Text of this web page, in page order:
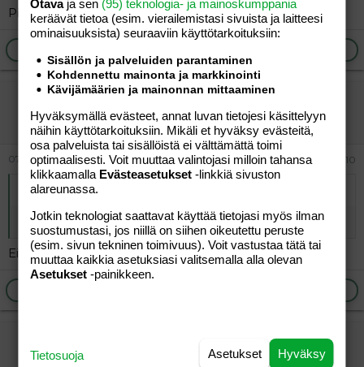
Pitäähän ne jonkun syödä muuten ei kannattaisi leipoa
vierailija
Vieras
07.06.2026 #10
Alkuperäinen kirjoittaja
Pitäähän ne jonkun syödä muuten ei kannattaisi leipoa
Eikun ensin täytyy olla kysyntää;-)
Vieras
Otavaja sen (95) teknologia- ja mainoskumppania
keräävät tietoa (esim. vierailemis­tasi sivuista ja laitteesi
ominaisuuk­sista) seuraaviin käyttötarkoituksiin:
Sisällön ja palveluiden parantaminen
Kohdennettu mainonta ja markkinointi
Kävijämäärien ja mainonnan mittaaminen
Hyväksymällä evästeet, annat luvan tietojesi käsittelyyn
näihin käyttötarkoituksiin. Mikäli et hyväksy evästeitä,
osa palveluista tai sisällöistä ei välttämättä toimi
optimaalisesti. Voit muuttaa valintojasi milloin tahansa
klikkaamalla Evästeasetukset -linkkiä sivuston
alareunassa.
Jotkin teknologiat saattavat käyttää tietojasi myös ilman
suostumustasi, jos niillä on siihen oikeutettu peruste
(esim. sivun tekninen toimivuus). Voit vastustaa tätä tai
muuttaa kaikkia asetuksiasi valitsemalla alla olevan
Asetukset -painikkeen.
Hyväksy
Asetukset
Tietosuoja